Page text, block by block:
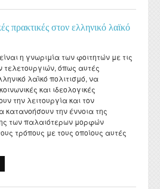
πρακτικές στον ελληνικό λαϊκό
η γνωριμία των φοιτητών με τις
όπως αυτές
λαϊκό πολιτισμό, να
και ιδεολογικές
την λειτουργία και τον
κατανοήσουν την έννοια της
των παλαιότερων μορφών
τρόπους με τους οποίους αυτές